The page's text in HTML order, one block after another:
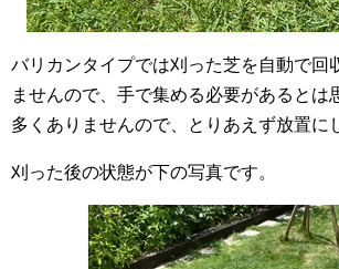
バリカンタイプでは刈った芝を自動で回
ませんので、手で集める必要があるとは
多くありませんので、とりあえず放置に
刈った後の状態が下の写真です。